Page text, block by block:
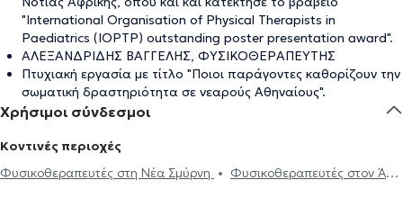
"International Organisation of Physical Therapists in
Paediatrics (IOPTP) outstanding poster presentation award".
ΑΛΕΞΑΝΔΡΙΔΗΣ ΒΑΓΓΕΛΗΣ, ΦΥΣΙΚΟΘΕΡΑΠΕΥΤΗΣ
Πτυχιακή εργασία με τίτλο "Ποιοι παράγοντες καθορίζουν την
σωματική δραστηριότητα σε νεαρούς Αθηναίους".
Χρήσιμοι σύνδεσμοι
Κοντινές περιοχές
Φυσικοθεραπευτές στη Νέα Σμύρνη
Φυσικοθεραπευτές στον Άγιο